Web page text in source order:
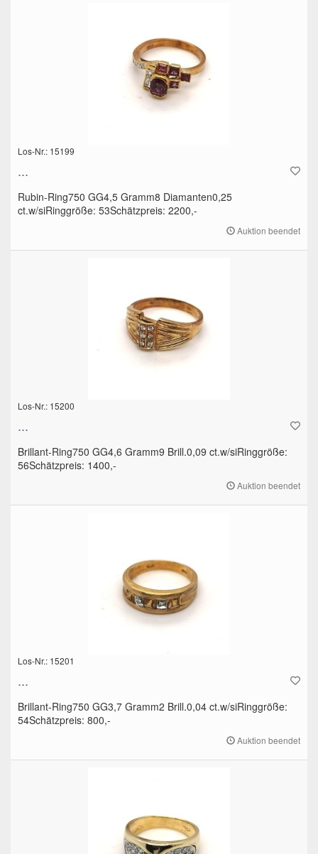
Los-Nr.: 15199
...
Rubin-Ring750 GG4,5 Gramm8 Diamanten0,25
ct.w/siRinggröße: 53Schätzpreis: 2200,-
Auktion beendet
Los-Nr.: 15200
...
Brillant-Ring750 GG4,6 Gramm9 Brill.0,09 ct.w/siRinggröße:
56Schätzpreis: 1400,-
Auktion beendet
Los-Nr.: 15201
...
Brillant-Ring750 GG3,7 Gramm2 Brill.0,04 ct.w/siRinggröße:
54Schätzpreis: 800,-
Auktion beendet